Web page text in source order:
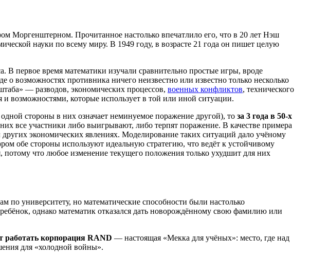
Моргенштерном. Прочитанное настолько впечатлило его, что в 20 лет Нэш
науки по всему миру. В 1949 году, в возрасте 21 года он пишет целую
В первое время математики изучали сравнительно простые игры, вроде
возможностях противника ничего неизвестно или известно только несколько
— разводов, экономических процессов, военных конфликтов, технического
возможностями, которые использует в той или иной ситуации.
стороны в них означает неминуемое поражение другой), то за 3 года в 50-х
все участники либо выигрывают, либо терпят поражение. В качестве примера
экономических явлениях. Моделирование таких ситуаций дало учёному
обе стороны используют идеальную стратегию, что ведёт к устойчивому
что любое изменение текущего положения только ухудшит для них
по университету, но математические способности были настолько
однако математик отказался дать новорождённому свою фамилию или
работать корпорация RAND — настоящая «Мекка для учёных»: место, где над
для «холодной войны».